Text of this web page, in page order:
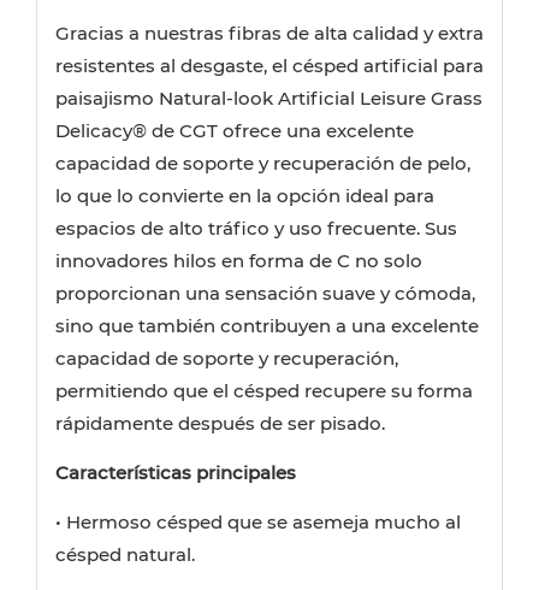
Gracias a nuestras fibras de alta calidad y extra
resistentes al desgaste, el césped artificial para
paisajismo Natural-look Artificial Leisure Grass
Delicacy® de CGT ofrece una excelente
capacidad de soporte y recuperación de pelo,
lo que lo convierte en la opción ideal para
espacios de alto tráfico y uso frecuente. Sus
innovadores hilos en forma de C no solo
proporcionan una sensación suave y cómoda,
sino que también contribuyen a una excelente
capacidad de soporte y recuperación,
permitiendo que el césped recupere su forma
rápidamente después de ser pisado.
Características principales
• Hermoso césped que se asemeja mucho al
césped natural.